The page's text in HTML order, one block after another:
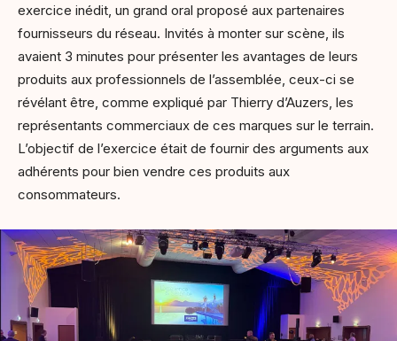
exercice inédit, un grand oral proposé aux partenaires
fournisseurs du réseau. Invités à monter sur scène, ils
avaient 3 minutes pour présenter les avantages de leurs
produits aux professionnels de l’assemblée, ceux-ci se
révélant être, comme expliqué par Thierry d’Auzers, les
représentants commerciaux de ces marques sur le terrain.
L’objectif de l’exercice était de fournir des arguments aux
adhérents pour bien vendre ces produits aux
consommateurs.